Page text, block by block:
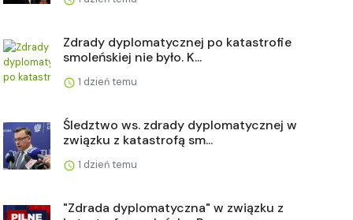
Zdrady dyplomatycznej po katastrofie
smoleńskiej nie było. K...
1 dzień temu
Śledztwo ws. zdrady dyplomatycznej w
związku z katastrofą sm...
1 dzień temu
"Zdrada dyplomatyczna" w związku z